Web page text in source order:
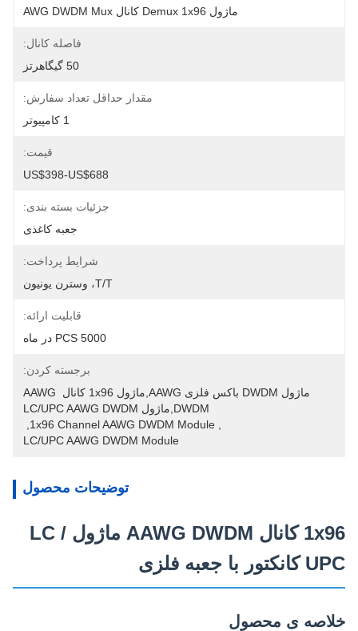
ماژول Demux 1x96 کانال AWG DWDM Mux
فاصله کانال:
50 گیگاهرتز
مقدار حداقل تعداد سفارش:
1 کامپیوتر
قیمت:
US$398-US$688
جزئیات بسته بندی:
جعبه کاغذی
شرایط پرداخت:
T/T، وسترن یونیون
قابلیت ارائه:
5000 PCS در ماه
برجسته کردن:
ماژول DWDM باکس فلزی AAWG,ماژول 1x96 کانال AAWG
DWDM,ماژول LC/UPC AAWG DWDM
1x96 Channel AAWG DWDM Module
LC/UPC AAWG DWDM Module
توضیحات محصول
1x96 کانال AAWG DWDM ماژول LC /
UPC کانکتور با جعبه فلزی
خلاصه ی محصول